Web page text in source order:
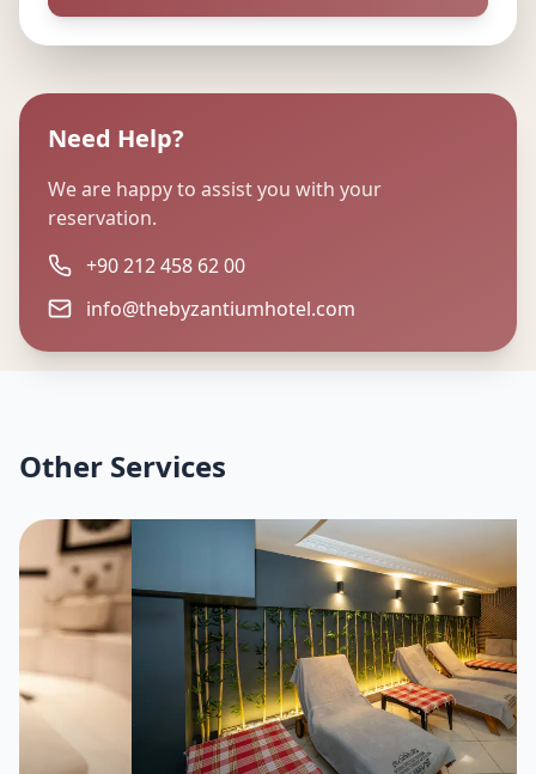
Need Help?
We are happy to assist you with your
reservation.
+90 212 458 62 00
info@thebyzantiumhotel.com
Other Services